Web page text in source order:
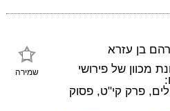
שמירה
בן עזרא
מכוון של פירושי
פרק קי"ט, פסוק